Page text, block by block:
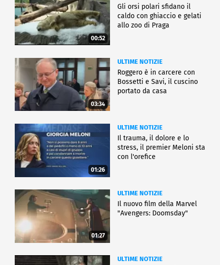
00:52
Gli orsi polari sfidano il
caldo con ghiaccio e gelati
allo zoo di Praga
03:34
ULTIME NOTIZIE
Roggero è in carcere con
Bossetti e Savi, il cuscino
portato da casa
01:26
ULTIME NOTIZIE
Il trauma, il dolore e lo
stress, il premier Meloni sta
con l'orefice
01:27
ULTIME NOTIZIE
Il nuovo film della Marvel
"Avengers: Doomsday"
ULTIME NOTIZIE